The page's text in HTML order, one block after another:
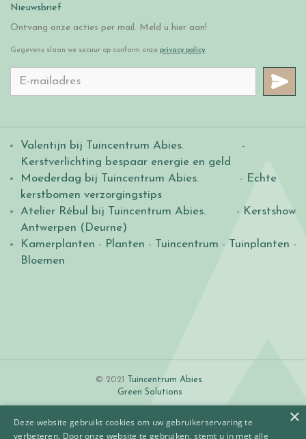
Nieuwsbrief
Ontvang onze acties per mail. Meld u hier aan!
Gegevens slaan we secuur op conform onze privacy policy.
Valentijn bij Tuincentrum Abies.
-
Kerstverlichting bespaar energie en geld
Moederdag bij Tuincentrum Abies. - Echte
kerstbomen verzorgingstips
Atelier Rébul bij Tuincentrum Abies.
- Kerstshow
Antwerpen (Deurne)
Kamerplanten - Planten - Tuincentrum - Tuinplanten -
Bloemen
© 2021 Tuincentrum Abies.
Green Solutions
×
Deze website gebruikt cookies om uw gebruikerservaring te
verbeteren. Door onze website te gebruiken, stemt u in met alle